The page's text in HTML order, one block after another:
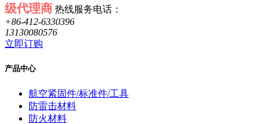
级代理商 热线服务电话：
+86-412-6330396
13130080576
立即订购
产品中心
航空紧固件/标准件/工具
防雷击材料
防火材料